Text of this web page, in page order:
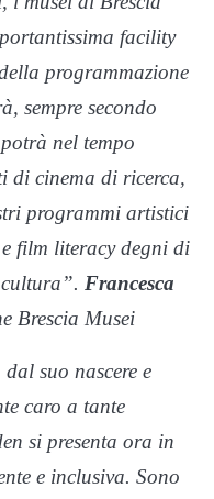
facility
programmazione
sempre secondo
nel tempo
di cinema di ricerca,
programmi artistici
film literacy degni di
Francesca
Brescia Musei
suo nascere e
caro a tante
si presenta ora in
e inclusiva. Sono